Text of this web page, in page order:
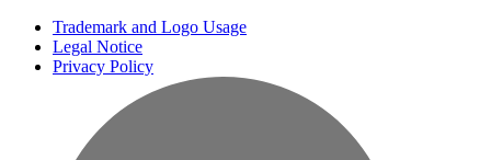
Trademark and Logo Usage
Legal Notice
Privacy Policy